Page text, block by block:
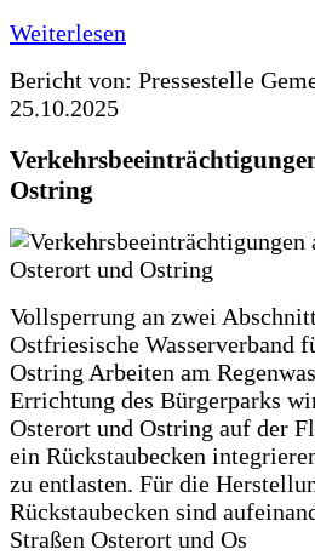
Weiterlesen
Bericht von: Pressestelle
25.10.2025
Ostring
Vollsperrung an zwei
Ostfriesische Wasserverband
Ostring Arbeiten am
Errichtung des Bürgerparks
Osterort und Ostring auf der
ein Rückstaubecken
zu entlasten. Für die
Rückstaubecken sind
Straßen Osterort und Os